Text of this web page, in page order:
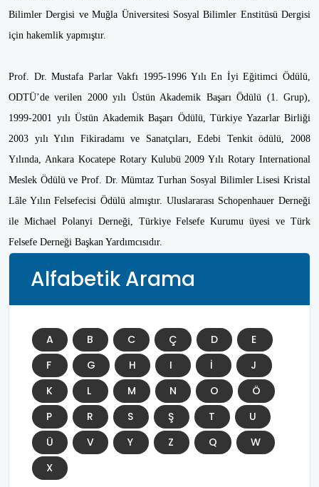
Bilimler Dergisi ve Muğla Üniversitesi Sosyal Bilimler Enstitüsü Dergisi
için hakemlik yapmıştır.
Prof. Dr. Mustafa Parlar Vakfı 1995-1996 Yılı En İyi Eğitimci Ödülü,
ODTÜ’de verilen 2000 yılı Üstün Akademik Başarı Ödülü (1. Grup),
1999-2001 yılı Üstün Akademik Başarı Ödülü, Türkiye Yazarlar Birliği
2003 yılı Yılın Fikiradamı ve Sanatçıları, Edebi Tenkit ödülü, 2008
Yılında, Ankara Kocatepe Rotary Kulubü 2009 Yılı Rotary International
Meslek Ödülü ve Prof. Dr. Mümtaz Turhan Sosyal Bilimler Lisesi Kristal
Lâle Yılın Felsefecisi Ödülü almıştır. Uluslararası Schopenhauer Derneği
ile Michael Polanyi Derneği, Türkiye Felsefe Kurumu üyesi ve Türk
Felsefe Derneği Başkan Yardımcısıdır.
Alfabetik Arama
A B C Ç D
E
F
G H I İ
J
K
L M N O
Ö
P
R S Ş T
U
Ü
V Y Z Q
W
X